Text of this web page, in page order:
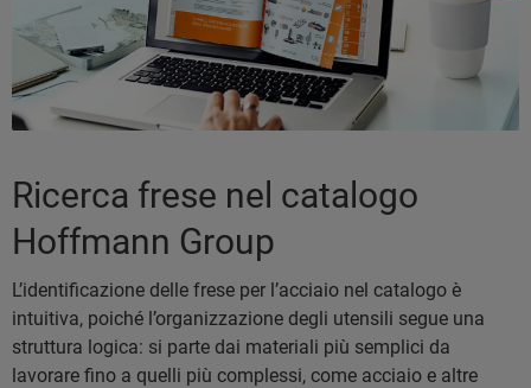
Ricerca frese nel catalogo
Hoffmann Group
L’identificazione delle frese per l’acciaio nel catalogo è
intuitiva, poiché l’organizzazione degli utensili segue una
struttura logica: si parte dai materiali più semplici da
lavorare fino a quelli più complessi, come acciaio e altre